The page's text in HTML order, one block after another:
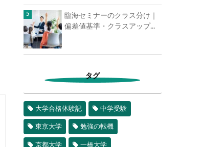
臨海セミナーのクラス分け｜
偏差値基準・クラスアップ...
タグ
大学合格体験記 中学受験
東京大学 勉強の転機
京都大学 一橋大学